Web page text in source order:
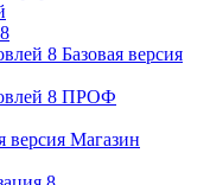
8 Базовая версия
8 ПРОФ
версия Магазин